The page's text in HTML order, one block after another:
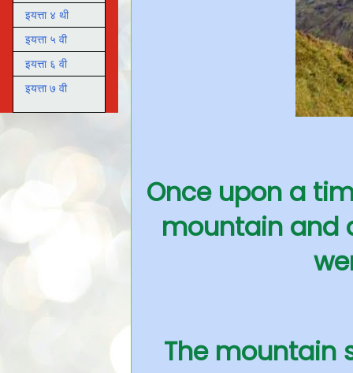
Once upon a
mountain and
The mountain
इयत्ता ४ थी
इयत्ता ५ वी
इयत्ता ६ वी
इयत्ता ७ वी